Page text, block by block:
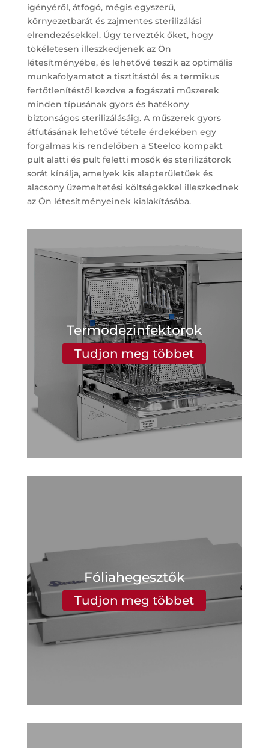
igényéről, átfogó, mégis egyszerű,
környezetbarát és zajmentes sterilizálási
elrendezésekkel. Úgy tervezték őket, hogy
tökéletesen illeszkedjenek az Ön
létesítményébe, és lehetővé teszik az optimális
munkafolyamatot a tisztítástól és a termikus
fertőtlenítéstől kezdve a fogászati műszerek
minden típusának gyors és hatékony
biztonságos sterilizálásáig. A műszerek gyors
átfutásának lehetővé tétele érdekében egy
forgalmas kis rendelőben a Steelco kompakt
pult alatti és pult feletti mosók és sterilizátorok
sorát kínálja, amelyek kis alapterületűek és
alacsony üzemeltetési költségekkel illeszkednek
az Ön létesítményeinek kialakításába.
Termodezinfektorok
Tudjon meg többet
Fóliahegesztők
Tudjon meg többet